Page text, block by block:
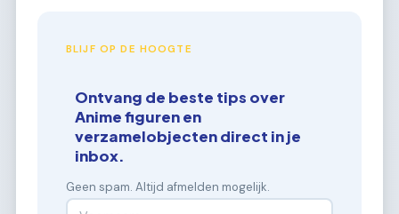
BLIJF OP DE HOOGTE
Ontvang de beste tips over
Anime figuren en
verzamelobjecten direct in je
inbox.
Geen spam. Altijd afmelden mogelijk.